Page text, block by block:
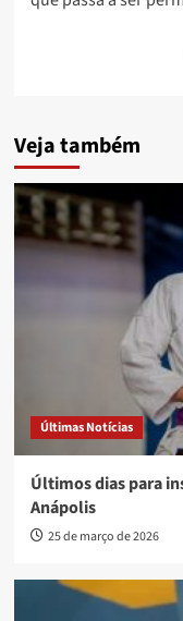
Veja também
Últimas Notícias
Últimos dias para
Anápolis
25 de março de 2026